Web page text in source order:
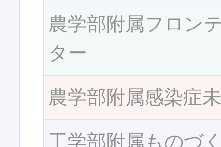
農学部附属フロン
ター
農学部附属感染症
工学部附属ものづ